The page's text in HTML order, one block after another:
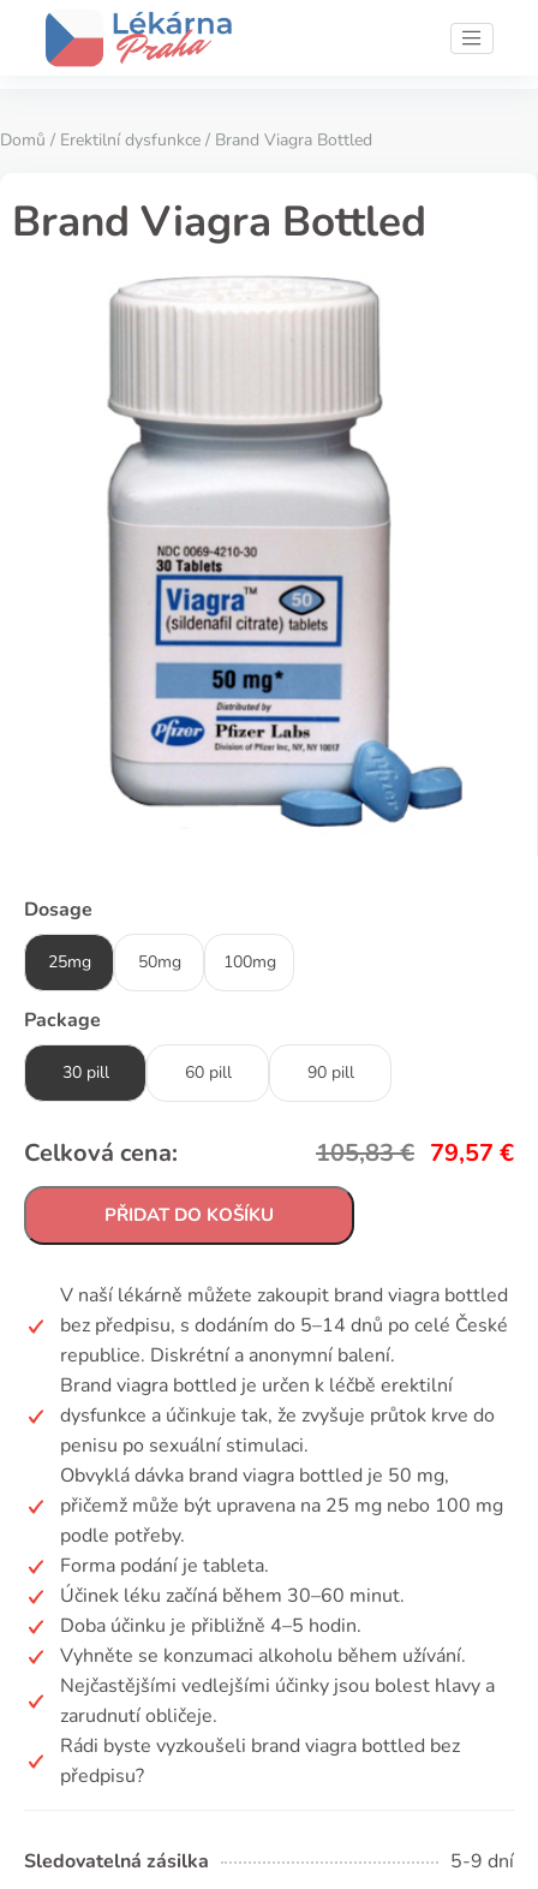
Domů / Erektilní dysfunkce / Brand Viagra Bottled
Brand Viagra Bottled
Dosage
25mg 50mg 100mg
Package
30 pill 60 pill 90 pill
Celková cena: 105,83€ 79,57 €
PŘIDAT DO KOŠÍKU
V naší lékárně můžete zakoupit brand viagra bottled
bez předpisu, s dodáním do 5–14 dnů po celé České
republice. Diskrétní a anonymní balení.
Brand viagra bottled je určen k léčbě erektilní
dysfunkce a účinkuje tak, že zvyšuje průtok krve do
penisu po sexuální stimulaci.
Obvyklá dávka brand viagra bottled je 50 mg,
přičemž může být upravena na 25 mg nebo 100 mg
podle potřeby.
Forma podání je tableta.
Účinek léku začíná během 30–60 minut.
Doba účinku je přibližně 4–5 hodin.
Vyhněte se konzumaci alkoholu během užívání.
Nejčastějšími vedlejšími účinky jsou bolest hlavy a
zarudnutí obličeje.
Rádi byste vyzkoušeli brand viagra bottled bez
předpisu?
Sledovatelná zásilka 5-9 dní